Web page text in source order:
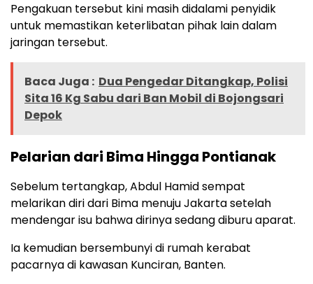
Pengakuan tersebut kini masih didalami penyidik
untuk memastikan keterlibatan pihak lain dalam
jaringan tersebut.
Baca Juga : Dua Pengedar Ditangkap, Polisi
Sita 16 Kg Sabu dari Ban Mobil di Bojongsari
Depok
Pelarian dari Bima Hingga Pontianak
Sebelum tertangkap, Abdul Hamid sempat
melarikan diri dari Bima menuju Jakarta setelah
mendengar isu bahwa dirinya sedang diburu aparat.
Ia kemudian bersembunyi di rumah kerabat
pacarnya di kawasan Kunciran, Banten.